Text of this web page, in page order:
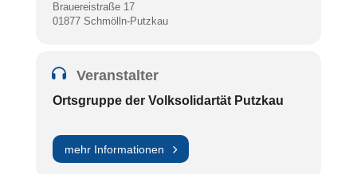
Brauereistraße 17
01877 Schmölln-Putzkau
Veranstalter
Ortsgruppe der Volksolidartät Putzkau
mehr Informationen